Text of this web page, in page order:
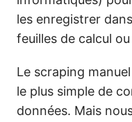
les enregistrer
feuilles de calcul
Le scraping
le plus simple de
données. Mais